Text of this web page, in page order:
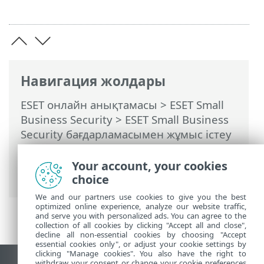
Навигация жолдары
ESET онлайн анықтамасы > ESET Small
Business Security > ESET Small Business
Security бағдарламасымен жұмыс істеу
>Реттеу>Желіні қорғау> Диалог
терезелері - Желіні қорғау > Желілік
қауіп бұғатталды
Your account, your cookies
choice
We and our partners use cookies to give you the best
optimized online experience, analyze our website traffic,
and serve you with personalized ads. You can agree to the
collection of all cookies by clicking "Accept all and close",
decline all non-essential cookies by choosing "Accept
essential cookies only", or adjust your cookie settings by
clicking "Manage cookies". You also have the right to